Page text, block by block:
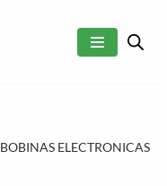
BOBINAS ELECTRONICAS